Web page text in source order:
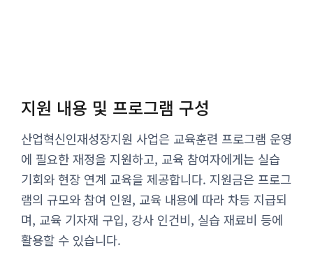
지원 내용 및 프로그램 구성
산업혁신인재성장지원 사업은 교육훈련 프로그램 운영
에 필요한 재정을 지원하고, 교육 참여자에게는 실습
기회와 현장 연계 교육을 제공합니다. 지원금은 프로그
램의 규모와 참여 인원, 교육 내용에 따라 차등 지급되
며, 교육 기자재 구입, 강사 인건비, 실습 재료비 등에
활용할 수 있습니다.